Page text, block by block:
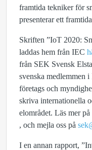
framtida tekniker för
presenterar ett
Skriften ”IoT 2020:
laddas hem från IEC
från SEK Svensk
svenska medlemmen
företags och
skriva internationella
elområdet. Läs mer
, och mejla oss på
I en annan rapport,